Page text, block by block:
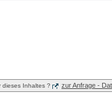
dieses Inhaltes ? zur Anfrage -